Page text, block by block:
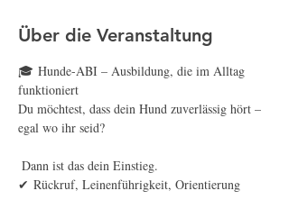
Über die Veranstaltung
🎓 Hunde-ABI – Ausbildung, die im Alltag
funktioniert
Du möchtest, dass dein Hund zuverlässig hört –
egal wo ihr seid?
Dann ist das dein Einstieg.
✔ Rückruf, Leinenführigkeit, Orientierung